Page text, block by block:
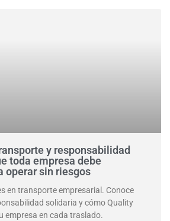
y responsabilidad
toda empresa debe
operar sin riesgos
en transporte empresarial. Conoce
solidaria y cómo Quality
empresa en cada traslado.